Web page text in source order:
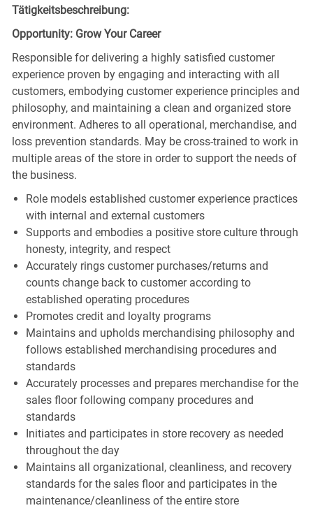
Tätigkeitsbeschreibung:
Opportunity: Grow Your Career
Responsible for delivering a highly satisfied customer
experience proven by engaging and interacting with all
customers, embodying customer experience principles and
philosophy, and maintaining a clean and organized store
environment. Adheres to all operational, merchandise, and
loss prevention standards. May be cross-trained to work in
multiple areas of the store in order to support the needs of
the business.
Role models established customer experience practices
with internal and external customers
Supports and embodies a positive store culture through
honesty, integrity, and respect
Accurately rings customer purchases/returns and
counts change back to customer according to
established operating procedures
Promotes credit and loyalty programs
Maintains and upholds merchandising philosophy and
follows established merchandising procedures and
standards
Accurately processes and prepares merchandise for the
sales floor following company procedures and
standards
Initiates and participates in store recovery as needed
throughout the day
Maintains all organizational, cleanliness, and recovery
standards for the sales floor and participates in the
maintenance/cleanliness of the entire store